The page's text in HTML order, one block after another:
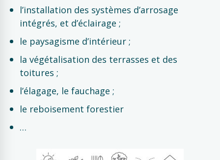
l’installation des systèmes d’arrosage
intégrés, et d’éclairage ;
le paysagisme d’intérieur ;
la végétalisation des terrasses et des
toitures ;
l’élagage, le fauchage ;
le reboisement forestier
…